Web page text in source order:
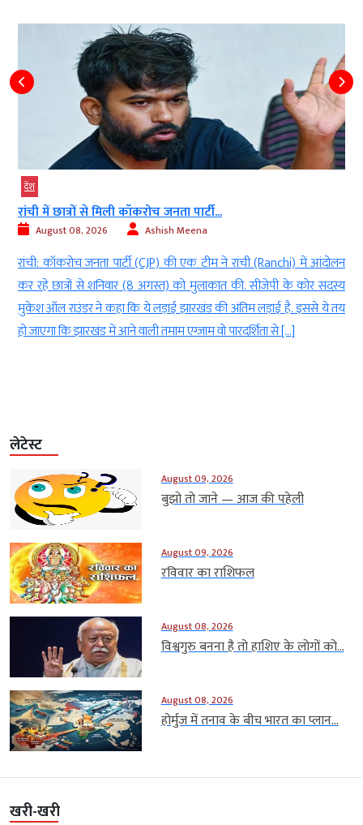
देश
रांची में छात्रों से मिली कॉकरोच जनता पार्टी...
August 08, 2026 Ashish Meena
रांची: कॉकरोच जनता पार्टी (CJP) की एक टीम ने रांची (Ranchi) में आंदोलन
कर रहे छात्रों से शनिवार (8 अगस्त) को मुलाकात की. सीजेपी के कोर सदस्य
मुकेश ऑल राउंडर ने कहा कि ये लड़ाई झारखंड की अंतिम लड़ाई है. इससे ये तय
हो जाएगा कि झारखंड में आने वाली तमाम एग्जाम वो पारदर्शिता से […]
लेटेस्ट
August 09, 2026
बुझो तो जाने — आज की पहेली
August 09, 2026
रविवार का राशिफल
August 08, 2026
विश्वगुरु बनना है तो हाशिए के लोगों को...
August 08, 2026
होर्मुज में तनाव के बीच भारत का प्लान...
खरी-खरी